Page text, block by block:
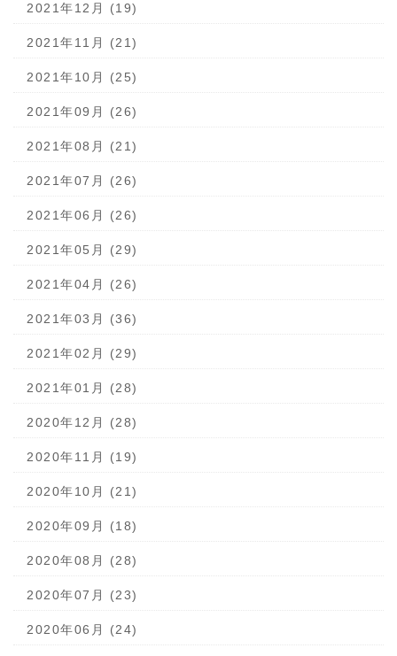
2021年12月 (19)
2021年11月 (21)
2021年10月 (25)
2021年09月 (26)
2021年08月 (21)
2021年07月 (26)
2021年06月 (26)
2021年05月 (29)
2021年04月 (26)
2021年03月 (36)
2021年02月 (29)
2021年01月 (28)
2020年12月 (28)
2020年11月 (19)
2020年10月 (21)
2020年09月 (18)
2020年08月 (28)
2020年07月 (23)
2020年06月 (24)